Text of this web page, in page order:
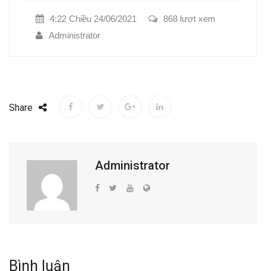
4:22 Chiều 24/06/2021
868 lượt xem
Administrator
Share
Administrator
Bình luận